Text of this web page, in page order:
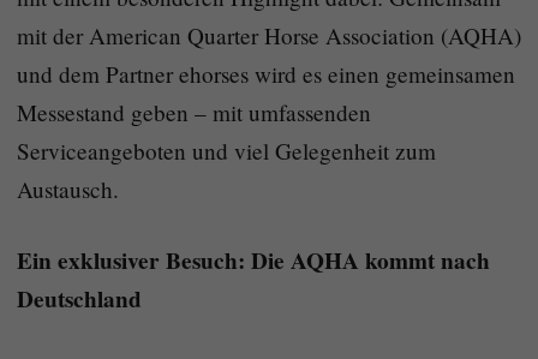
mit der American Quarter Horse Association (AQHA)
und dem Partner ehorses wird es einen gemeinsamen
Messestand geben – mit umfassenden
Serviceangeboten und viel Gelegenheit zum
Austausch.
Ein exklusiver Besuch: Die AQHA kommt nach
Deutschland